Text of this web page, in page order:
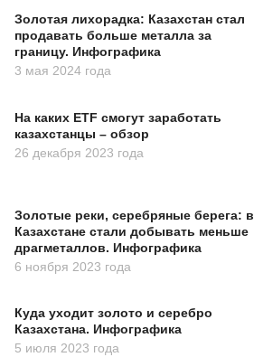
Золотая лихорадка: Казахстан стал
продавать больше металла за
границу. Инфографика
3 мая 2024 года
На каких ETF смогут заработать
казахстанцы – обзор
26 декабря 2023 года
Золотые реки, серебряные берега: в
Казахстане стали добывать меньше
драгметаллов. Инфографика
6 ноября 2023 года
Куда уходит золото и серебро
Казахстана. Инфографика
5 июля 2023 года